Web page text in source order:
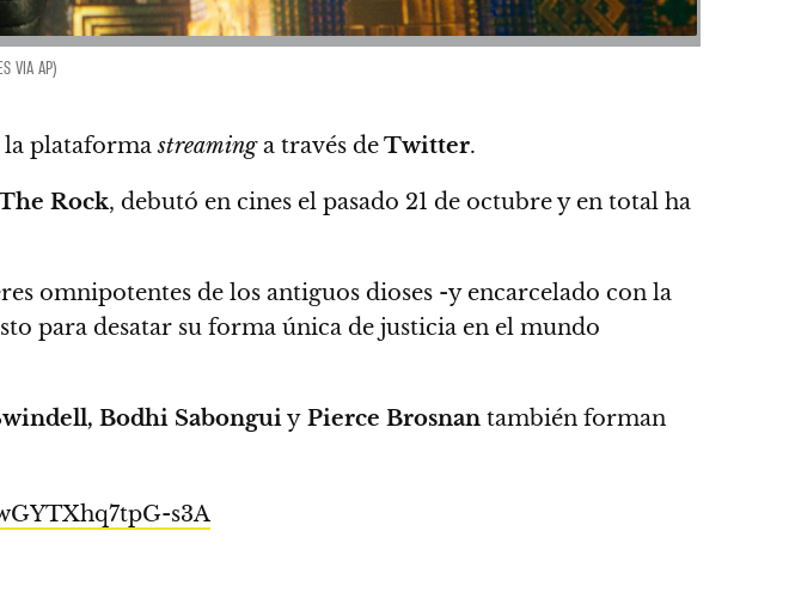
VIA AP)
plataformastreaminga través deTwitter.
Rock, debutó en cines el pasado 21 de octubre y en total ha
omnipotentes de los antiguos dioses -y encarcelado con la
para desatar su forma única de justicia en el mundo
Bodhi Sabonguiy Pierce Brosnan también forman
s3A